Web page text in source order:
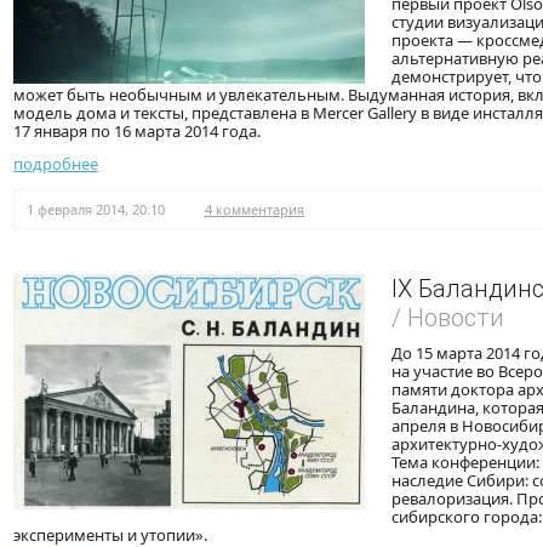
студии
проекта —
альтернативную
демонстрирует,
может быть необычным и увлекательным. Выдуманная история,
модель дома и тексты, представлена в Mercer Gallery в виде
17 января по 16 марта 2014 года.
подробнее
1 февраля 2014, 20:10 4 комментария
IX
/ Новости
До 15 марта 2014
на участие во
памяти доктора
Баландина,
апреля в
архитектурно-
Тема
наследие Сибири:
ревалоризация.
сибирского
эксперименты и утопии».